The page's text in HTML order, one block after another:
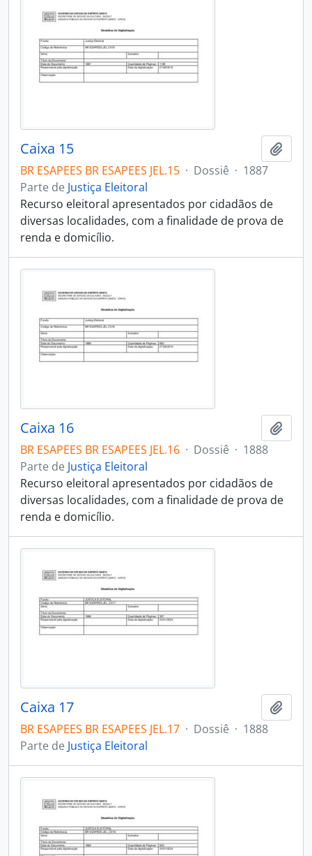
Caixa 15
BR ESAPEES BR ESAPEES JEL.15 · Dossiê · 1887
Parte de Justiça Eleitoral
Recurso eleitoral apresentados por cidadãos de
diversas localidades, com a finalidade de prova de
renda e domicílio.
Caixa 16
BR ESAPEES BR ESAPEES JEL.16 · Dossiê · 1888
Parte de Justiça Eleitoral
Recurso eleitoral apresentados por cidadãos de
diversas localidades, com a finalidade de prova de
renda e domicílio.
Caixa 17
BR ESAPEES BR ESAPEES JEL.17 · Dossiê · 1888
Parte de Justiça Eleitoral